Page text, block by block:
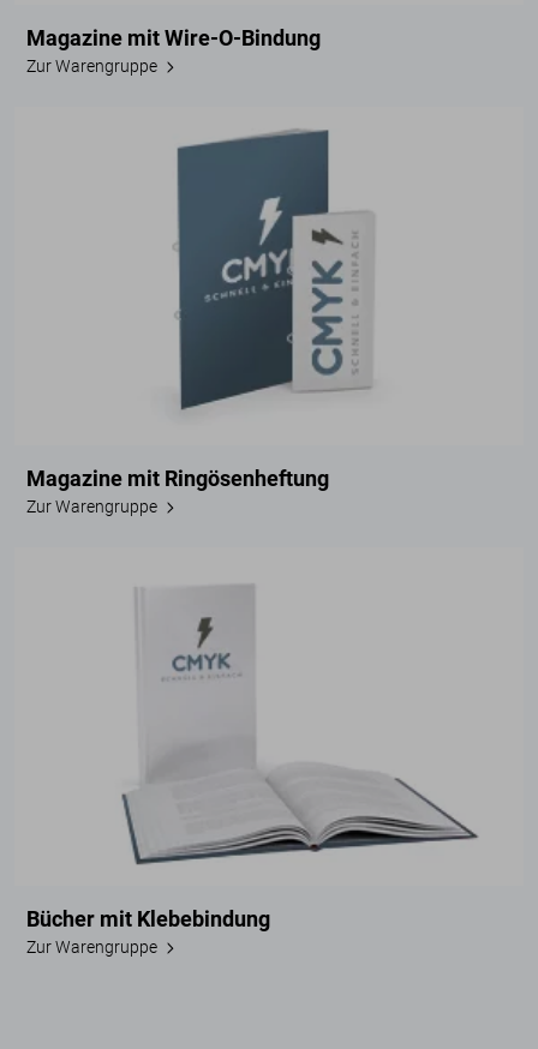
Magazine mit Wire-O-Bindung
Zur Warengruppe
Magazine mit Ringösenheftung
Zur Warengruppe
Bücher mit Klebebindung
Zur Warengruppe